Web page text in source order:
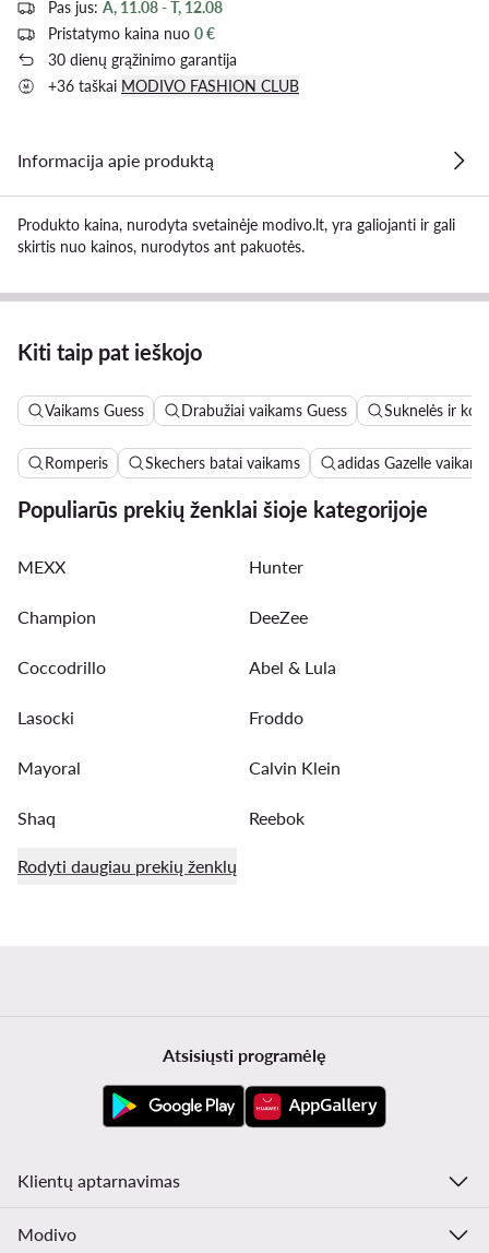
Pas jus: A, 11.08 - T, 12.08
Pristatymo kaina nuo 0 €
30 dienų grąžinimo garantija
+36 taškai MODIVO FASHION CLUB
Informacija apie produktą
Produkto kaina, nurodyta svetainėje modivo.lt, yra galiojanti ir gali
skirtis nuo kainos, nurodytos ant pakuotės.
Kiti taip pat ieškojo
Vaikams Guess Drabužiai vaikams Guess Suknelės ir
Romperis Skechers batai vaikams adidas Gazelle vaikams
Populiarūs prekių ženklai šioje kategorijoje
MEXX Hunter
Champion DeeZee
Coccodrillo Abel & Lula
Lasocki Froddo
Mayoral Calvin Klein
Shaq Reebok
Rodyti daugiau prekių ženklų
Atsisiųsti programėlę
Klientų aptarnavimas
Modivo